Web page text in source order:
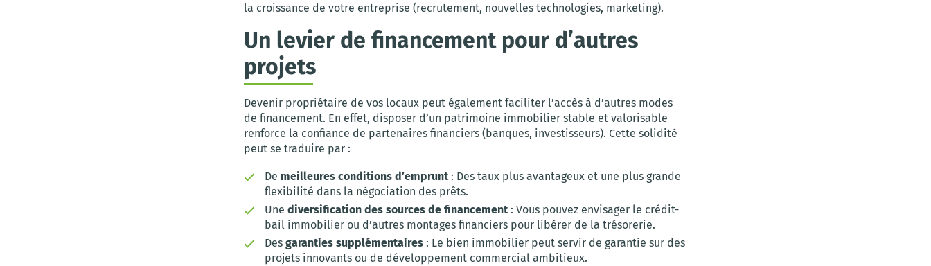
la croissance de votre entreprise (recrutement, nouvelles technologies, marketing).
Un levier de financement pour d’autres
projets
Devenir propriétaire de vos locaux peut également faciliter l’accès à d’autres modes
de financement. En effet, disposer d’un patrimoine immobilier stable et valorisable
renforce la confiance de partenaires financiers (banques, investisseurs). Cette solidité
peut se traduire par :
De meilleures conditions d’emprunt : Des taux plus avantageux et une plus grande
flexibilité dans la négociation des prêts.
Une diversification des sources de financement : Vous pouvez envisager le crédit-
bail immobilier ou d’autres montages financiers pour libérer de la trésorerie.
Des garanties supplémentaires : Le bien immobilier peut servir de garantie sur des
projets innovants ou de développement commercial ambitieux.